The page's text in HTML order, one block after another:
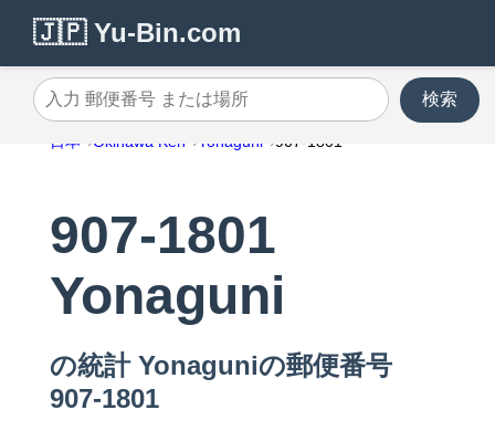
🇯🇵 Yu-Bin.com
入力 郵便番号 または場所
検索
日本 Okinawa Ken Yonaguni 907-1801
907-1801
Yonaguni
の統計 Yonaguniの郵便番号
907-1801